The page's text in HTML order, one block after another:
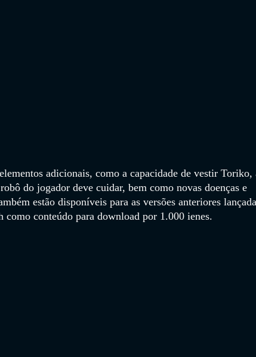
adicionais, como a capacidade de vestir
do jogador deve cuidar, bem como novas doenças e
estão disponíveis para as versões anteriores
como conteúdo para download por 1.000 ienes.